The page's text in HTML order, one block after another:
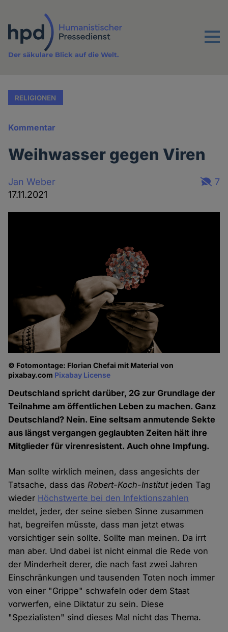
Inhalt
Menu
Der säkulare Blick auf die Welt.
RELIGIONEN
Kommentar
Weihwasser gegen Viren
Jan Weber
17.11.2021
7
© Fotomontage: Florian Chefai mit Material von
pixabay.com Pixabay License
Deutschland spricht darüber, 2G zur Grundlage der
Teilnahme am öffentlichen Leben zu machen. Ganz
Deutschland? Nein. Eine seltsam anmutende Sekte
aus längst vergangen geglaubten Zeiten hält ihre
Mitglieder für virenresistent. Auch ohne Impfung.
Man sollte wirklich meinen, dass angesichts der
Tatsache, dass dasRobert-Koch-Institutjeden Tag
wieder Höchstwerte bei den Infektionszahlen
meldet, jeder, der seine sieben Sinne zusammen
hat, begreifen müsste, dass man jetzt etwas
vorsichtiger sein sollte. Sollte man meinen. Da irrt
man aber. Und dabei ist nicht einmal die Rede von
der Minderheit derer, die nach fast zwei Jahren
Einschränkungen und tausenden Toten noch immer
von einer "Grippe" schwafeln oder dem Staat
vorwerfen, eine Diktatur zu sein. Diese
"Spezialisten" sind dieses Mal nicht das Thema.